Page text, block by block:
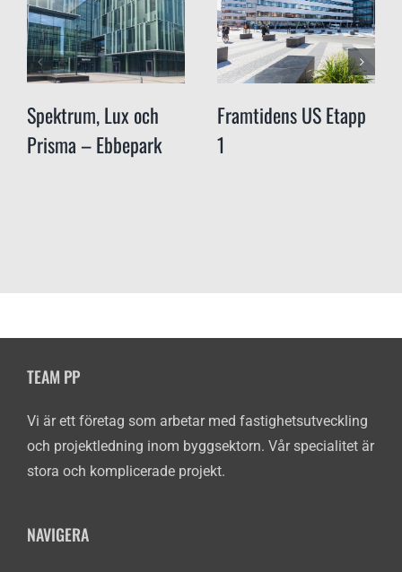
Spektrum, Lux och
Prisma – Ebbepark
Framtidens US Etapp
1
TEAM PP
Vi är ett företag som arbetar med fastighetsutveckling
och projektledning inom byggsektorn. Vår specialitet är
stora och komplicerade projekt.
NAVIGERA